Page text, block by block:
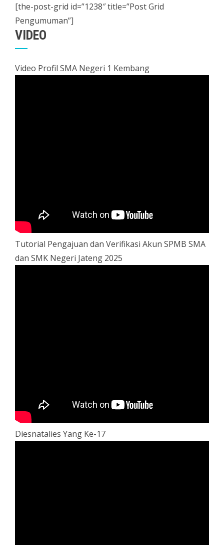
[the-post-grid id=”1238″ title=”Post Grid
Pengumuman”]
VIDEO
Video Profil SMA Negeri 1 Kembang
Tutorial Pengajuan dan Verifikasi Akun SPMB SMA
dan SMK Negeri Jateng 2025
Diesnatalies Yang Ke-17